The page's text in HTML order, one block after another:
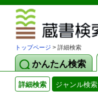
トップページ > 詳細検索
かんたん検索
詳細検索 ジャンル検索